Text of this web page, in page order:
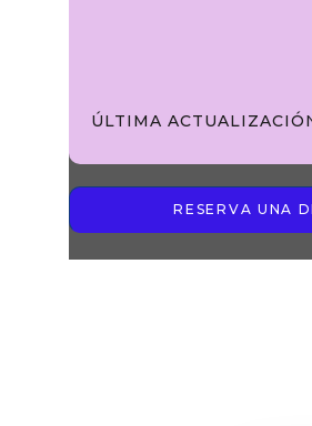
ÚLTIMA
RESERVA UNA